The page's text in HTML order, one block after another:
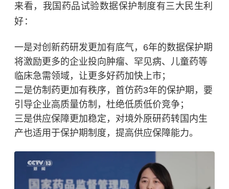
来看，我国药品试验数据保护制度有三大民生利
好：
一是对创新药研发更加有底气，6年的数据保护期
将激励更多的企业投向肿瘤、罕见病、儿童药等
临床急需领域，让更多好药加快上市；
二是仿制药更加有秩序，首仿药3年的保护期，要
引导企业高质量仿制，杜绝低质低价竞争；
三是供应保障更加稳定，对境外原研药转国内生
产也适用于保护期制度，提高供应保障能力。